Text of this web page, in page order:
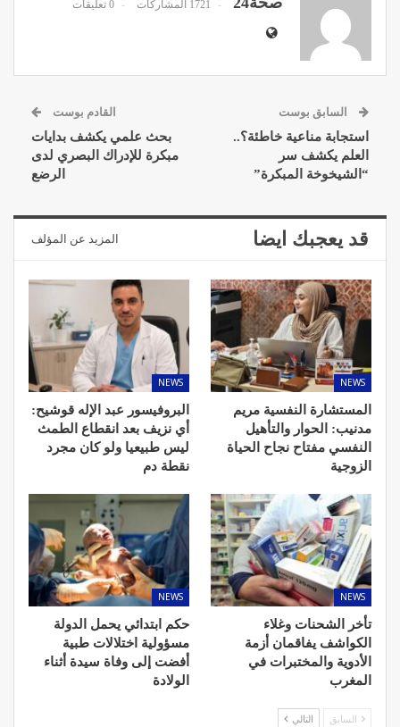
1721 المشاركات 0 تعليقات
السابق بوست
استجابة مناعية خاطئة؟..
العلم يكشف سر
“الشيخوخة المبكرة”
القادم بوست
بحث علمي يكشف بدايات
مبكرة للإدراك البصري لدى
الرضع
قد يعجبك ايضا المزيد عن المؤلف
NEWS
المستشارة النفسية مريم
مدنيب: الحوار والتأهيل
النفسي مفتاح نجاح الحياة
الزوجية
NEWS
البروفيسور عبد الإله قوشيح:
أي نزيف بعد انقطاع الطمث
ليس طبيعيا ولو كان مجرد
نقطة دم
NEWS
تأخر الشحنات وغلاء
الكواشف يفاقمان أزمة
الأدوية والمختبرات في
المغرب
NEWS
حكم ابتدائي يحمل الدولة
مسؤولية اختلالات طبية
أفضت إلى وفاة سيدة أثناء
الولادة
السابق التالي